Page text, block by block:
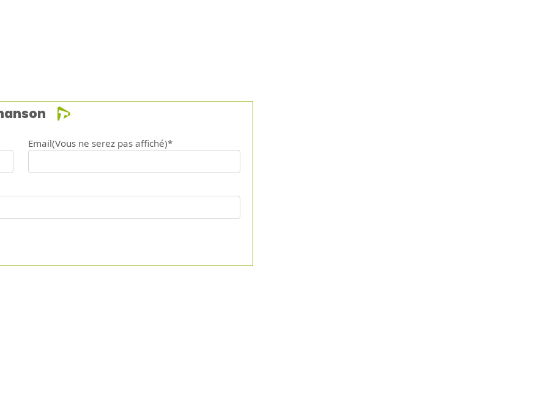
Email(Vous ne serez pas affiché)*